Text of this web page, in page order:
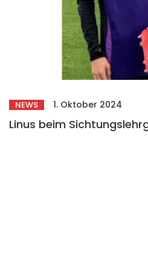
NEWS 1. Oktober 2024
Linus beim